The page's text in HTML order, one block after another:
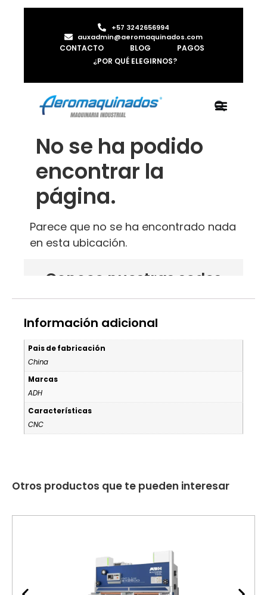
Información adicional
Pais de fabricación
China
Marcas
ADH
Características
CNC
Otros productos que te pueden interesar